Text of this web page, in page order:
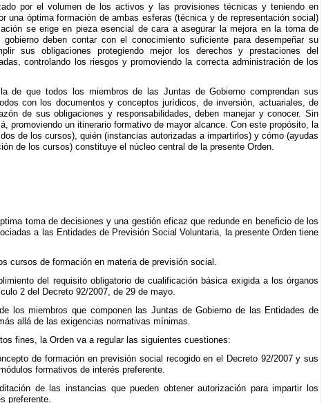
por el volumen de los activos y las provisiones técnicas y teniendo en
una óptima formación de ambas esferas (técnica y de representación social)
se erige en pieza esencial de cara a asegurar la mejora en la toma de
deben contar con el conocimiento suficiente para desempeñar su
sus obligaciones protegiendo mejor los derechos y prestaciones del
controlando los riesgos y promoviendo la correcta administración de los
de que todos los miembros de las Juntas de Gobierno comprendan sus
con los documentos y conceptos jurídicos, de inversión, actuariales, de
de sus obligaciones y responsabilidades, deben manejar y conocer. Sin
promoviendo un itinerario formativo de mayor alcance. Con este propósito, la
de los cursos), quién (instancias autorizadas a impartirlos) y cómo (ayudas
de los cursos) constituye el núcleo central de la presente Orden.
toma de decisiones y una gestión eficaz que redunde en beneficio de los
a las Entidades de Previsión Social Voluntaria, la presente Orden tiene
cursos de formación en materia de previsión social.
del requisito obligatorio de cualificación básica exigida a los órganos
2 del Decreto 92/2007, de 29 de mayo.
los miembros que componen las Juntas de Gobierno de las Entidades de
allá de las exigencias normativas mínimas.
fines, la Orden va a regular las siguientes cuestiones:
de formación en previsión social recogido en el Decreto 92/2007 y sus
formativos de interés preferente.
de las instancias que pueden obtener autorización para impartir los
preferente.